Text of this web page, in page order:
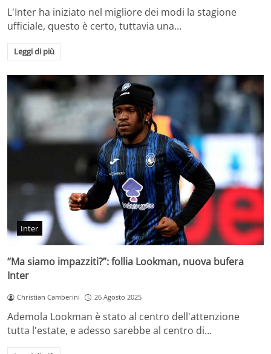
L'Inter ha iniziato nel migliore dei modi la stagione
ufficiale, questo è certo, tuttavia una…
Leggi di più
Inter
“Ma siamo impazziti?”: follia Lookman, nuova bufera
Inter
Christian Camberini 26 Agosto 2025
Ademola Lookman è stato al centro dell'attenzione
tutta l'estate, e adesso sarebbe al centro di…